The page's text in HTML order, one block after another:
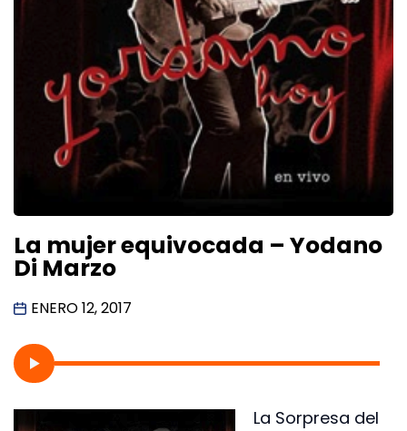
La mujer equivocada – Yodano
Di Marzo
ENERO 12, 2017
La Sorpresa del